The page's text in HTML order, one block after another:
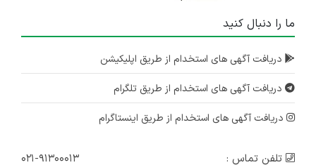
ما را دنبال کنید
دریافت آگهی های استخدام از طریق اپلیکیشن
دریافت آگهی های استخدام از طریق تلگرام
دریافت آگهی های استخدام از طریق اینستاگرام
تلفن تماس : ۰۲۱-۹۱۳۰۰۰۱۳